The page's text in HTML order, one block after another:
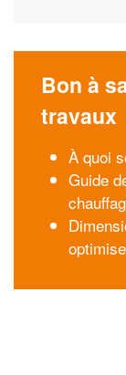
Bon à
travaux
À quoi
Guide